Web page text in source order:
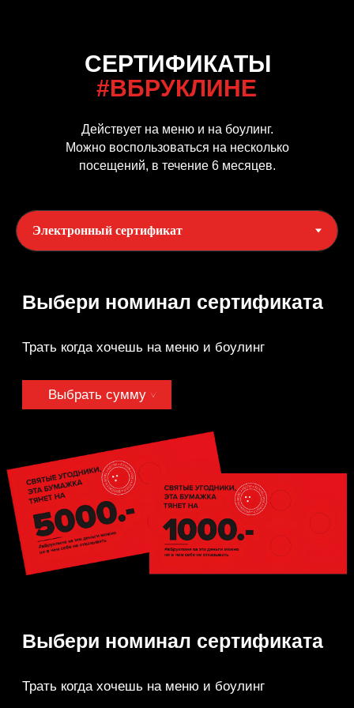
Действует на меню и на боулинг.
Можно воспользоваться на несколько
посещений, в течение 6 месяцев.
#ВБРУКЛИНЕ
СЕРТИФИКАТЫ
Выбериноминал сертификата
Трать когда хочешь на меню и боулинг
Выбериноминал сертификата
Трать когда хочешь на меню и боулинг
Выбрать сумму